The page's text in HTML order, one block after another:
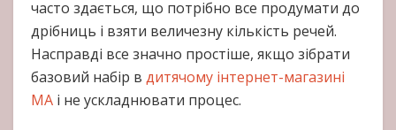
часто здається, що потрібно все продумати до
дрібниць і взяти величезну кількість речей.
Насправді все значно простіше, якщо зібрати
базовий набір в дитячому інтернет-магазині
МА і не ускладнювати процес.